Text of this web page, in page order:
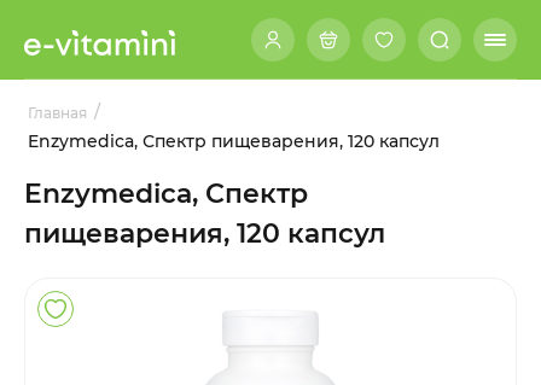
Главная /
Enzymedica, Спектр пищеварения, 120 капсул
Enzymedica, Спектр
пищеварения, 120 капсул